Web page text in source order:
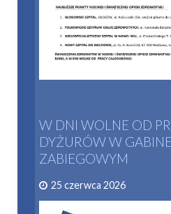
W DNI WOLNE OD
DYŻURÓW W
ZABIEGOWYM
25 czerwca 2026